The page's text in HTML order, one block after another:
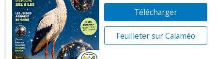
Télécharger
Feuilleter sur Calaméo